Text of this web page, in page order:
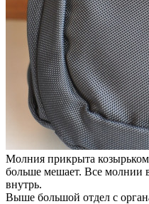
Молния прикрыта
больше мешает. Все молнии
внутрь.
Выше большой отдел с